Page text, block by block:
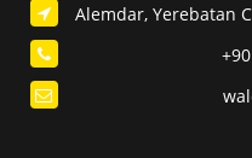
Alemdar, Yerebatan